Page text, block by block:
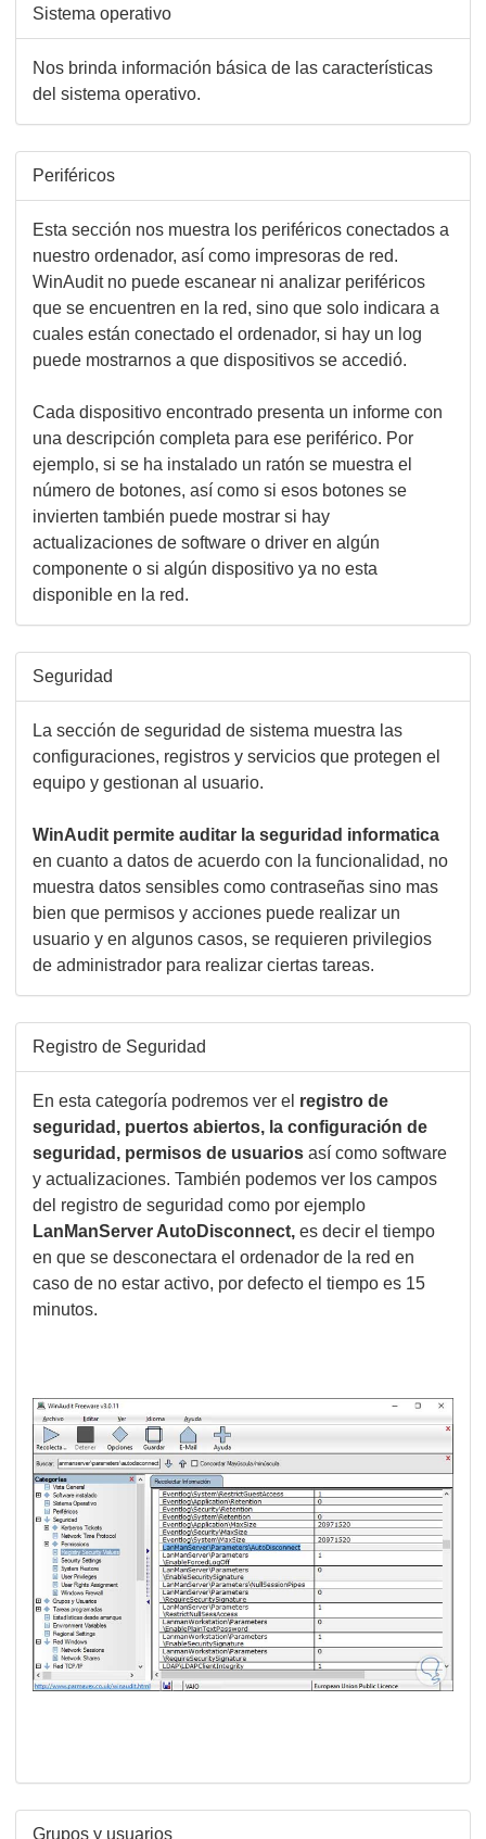
Sistema operativo
Nos brinda información básica de las características
del sistema operativo.
Periféricos
Esta sección nos muestra los periféricos conectados a
nuestro ordenador, así como impresoras de red.
WinAudit no puede escanear ni analizar periféricos
que se encuentren en la red, sino que solo indicara a
cuales están conectado el ordenador, si hay un log
puede mostrarnos a que dispositivos se accedió.
Cada dispositivo encontrado presenta un informe con
una descripción completa para ese periférico. Por
ejemplo, si se ha instalado un ratón se muestra el
número de botones, así como si esos botones se
invierten también puede mostrar si hay
actualizaciones de software o driver en algún
componente o si algún dispositivo ya no esta
disponible en la red.
Seguridad
La sección de seguridad de sistema muestra las
configuraciones, registros y servicios que protegen el
equipo y gestionan al usuario.
WinAudit permite auditar la seguridad informatica
en cuanto a datos de acuerdo con la funcionalidad, no
muestra datos sensibles como contraseñas sino mas
bien que permisos y acciones puede realizar un
usuario y en algunos casos, se requieren privilegios
de administrador para realizar ciertas tareas.
Registro de Seguridad
En esta categoría podremos ver el registro de
seguridad, puertos abiertos, la configuración de
seguridad, permisos de usuarios así como software
y actualizaciones. También podemos ver los campos
del registro de seguridad como por ejemplo
LanManServer AutoDisconnect, es decir el tiempo
en que se desconectara el ordenador de la red en
caso de no estar activo, por defecto el tiempo es 15
minutos.
Grupos y usuarios